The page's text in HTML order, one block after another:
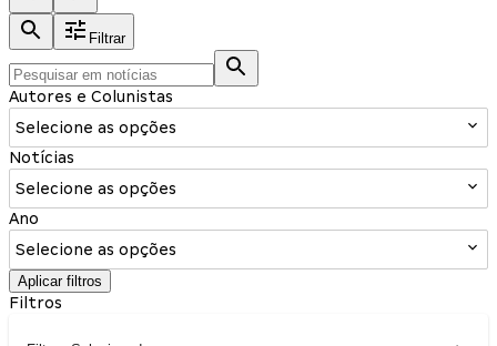
Filtrar
Autores e Colunistas
Selecione as opções
Notícias
Selecione as opções
Ano
Selecione as opções
Aplicar filtros
Filtros